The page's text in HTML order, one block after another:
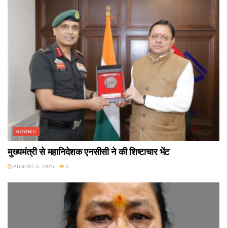
उत्तराखंड
मुख्यमंत्री से महानिदेशक एनसीसी ने की शिष्टाचार भेंट
AUGUST 6, 2026 6